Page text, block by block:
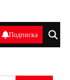
Подписка